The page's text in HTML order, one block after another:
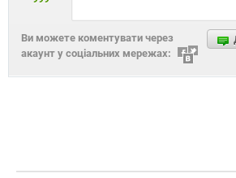
Ви можете коментувати через
акаунт у соціальних мережах: